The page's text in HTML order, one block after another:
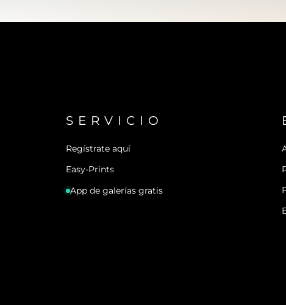
SERVICIO
Regístrate aquí
Easy-Prints
App de galerías gratis